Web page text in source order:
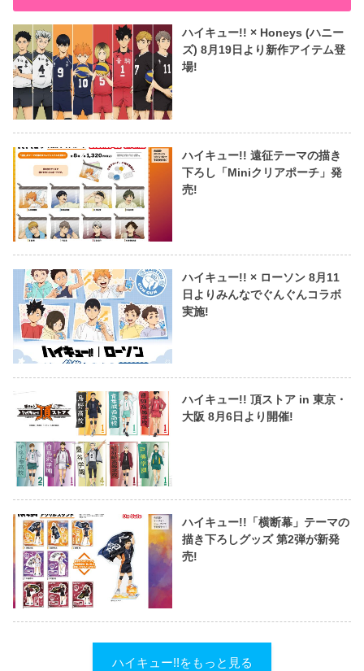
ハイキュー!! × Honeys (ハニー
ズ) 8月19日より新作アイテム登
場!
ハイキュー!! 遠征テーマの描き
下ろし「Miniクリアポーチ」発
売!
ハイキュー!! × ローソン 8月11
日よりみんなでぐんぐんコラボ
実施!
ハイキュー!! 頂ストア in 東京・
大阪 8月6日より開催!
ハイキュー!!「横断幕」テーマの
描き下ろしグッズ 第2弾が新発
売!
ハイキュー!!をもっと見る